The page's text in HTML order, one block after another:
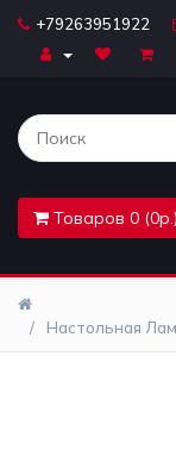
+79263951922
Товаров 0 (0р.)
Комплектующие
Лайтбоксы
Люстры
Настольная